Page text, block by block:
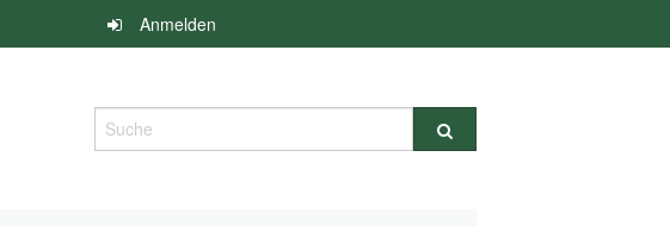
Anmelden
Suche